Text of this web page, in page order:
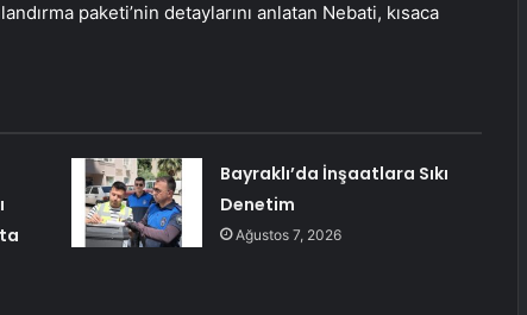
paketi’nin detaylarını anlatan Nebati, kısaca
Bayraklı’da İnşaatlara Sıkı
Denetim
Ağustos 7, 2026